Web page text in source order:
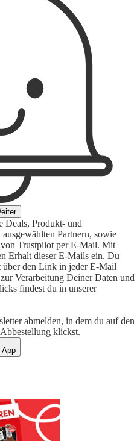
Deals, Produkt- und
Partnern, sowie
Trustpilot per E-Mail. Mit
Erhalt dieser E-Mails ein. Du
den Link in jeder E-Mail
Verarbeitung Deiner Daten und
findest du in unserer
abmelden, in dem du auf den
klickst.
App